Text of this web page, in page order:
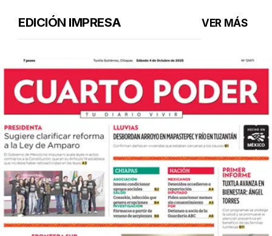
EDICIÓN IMPRESA VER MÁS